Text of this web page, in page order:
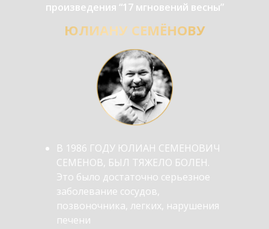
произведения “17 мгновений весны”
ЮЛИАНУ СЕМЁНОВУ
В 1986 ГОДУ ЮЛИАН СЕМЕНОВИЧ
СЕМЕНОВ, БЫЛ ТЯЖЕЛО БОЛЕН.
Это было достаточно серьезное
заболевание сосудов,
позвоночника, легких, нарушения
печени